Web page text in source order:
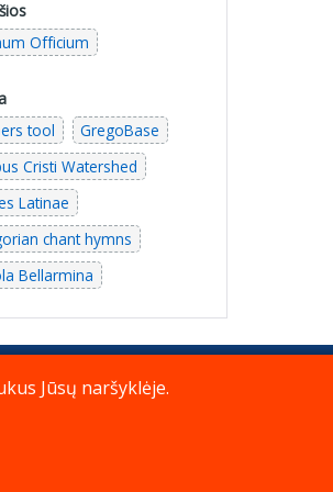
Officium
tool
GregoBase
Cristi Watershed
Latinae
chant hymns
Bellarmina
Jūsų naršyklėje.